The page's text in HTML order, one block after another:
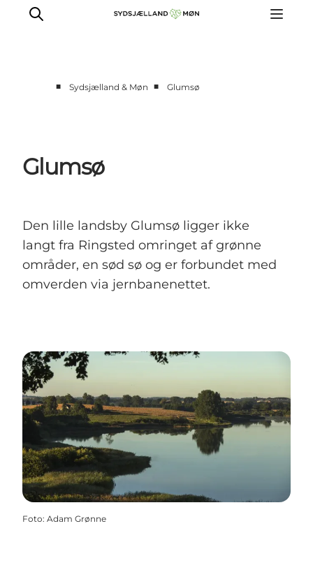
Events
Spis
Planlæg din tur
■ Sydsjælland & Møn ■ Glumsø
Glumsø
Den lille landsby Glumsø ligger ikke
langt fra Ringsted omringet af grønne
områder, en sød sø og er forbundet med
omverden via jernbanenettet.
Foto: Adam Grønne